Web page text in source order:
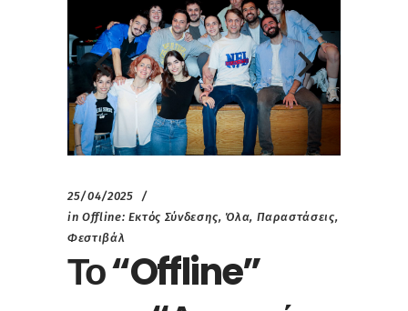
25/04/2025
in Offline: Εκτός Σύνδεσης, Όλα, Παραστάσεις,
Φεστιβάλ
Το “Offline”